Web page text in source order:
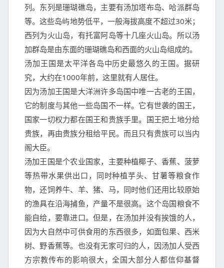
列。东列是珊瑚礁岛，主要有汤加塔布岛、哈派群岛
等。这些岛屿地势低平，一般海拔高度不超过30米；
西列为火山岛，有托富阿岛等十几座火山岛。所以汤
加群岛是由东面的珊瑚礁岛和西面的火山岛组成的。
汤加王国是太平洋各岛中历史最悠久的王国。据研
究，大约在1000年前，这里就有人居住。
因为汤加王国是大洋洲许多岛国中唯一古老的王国，
它的制度与其他一些岛国不一样。它有世袭的国王，
国家一切权力都在国王和贵族手里。国王把土地分给
贵族，再由贵族分租给平民。而且只有贵族可以当内
阁大臣。
汤加王国是个农业国家，主要种植椰子、香蕉、菠萝
等热带水果供出口，同时种植芋头、甘薯等粮食作
物，还饲养牛、羊、猪、马，同时他们还用比较原始
的渔具在沿海捕鱼，产量不是很高。这个岛国粮食不
能自给，要靠进口。但是，在汤加并没有挨饿的人，
因为大自然中可供食用的东西很多，如面包果、西米
树、野香蕉等。也没有无家可归的人，因汤加人受西
方宗教传布的影响很大，全国大部分人都信仰基督